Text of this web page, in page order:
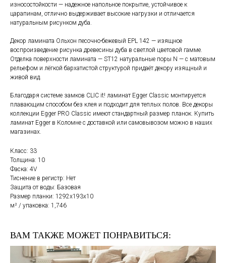
износостойкости — надежное напольное покрытие, устойчивое к
царапинам, отлично выдерживает высокие нагрузки и отличается
натуральным рисунком дуба.
Декор ламината Ольхон песочно-бежевый EPL 142 — изящное
воспроизведение рисунка древесины дуба в светлой цветовой гамме.
Отделка поверхности ламината — ST12 натуральные поры N — с матовым
рельефом и лёгкой бархатистой структурой придаёт декору изящный и
живой вид.
Благодаря системе замков CLIC it! ламинат Egger Classic монтируется
плавающим способом без клея и подходит для теплых полов. Все декоры
коллекции Egger PRO Classic имеют стандартный размер планок. Купить
ламинат Egger в Коломне с доставкой или самовывозом можно в наших
магазинах.
Класс: 33
Толщина: 10
Фаска: 4V
Тиснение в регистр: Нет
Защита от воды: Базовая
Размер планки: 1292x193х10
м² / упаковка: 1,746
ВАМ ТАКЖЕ МОЖЕТ ПОНРАВИТЬСЯ: